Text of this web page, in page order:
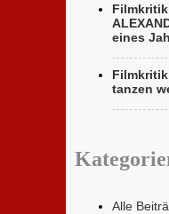
eines
Filmkritik
tanzen
Alle